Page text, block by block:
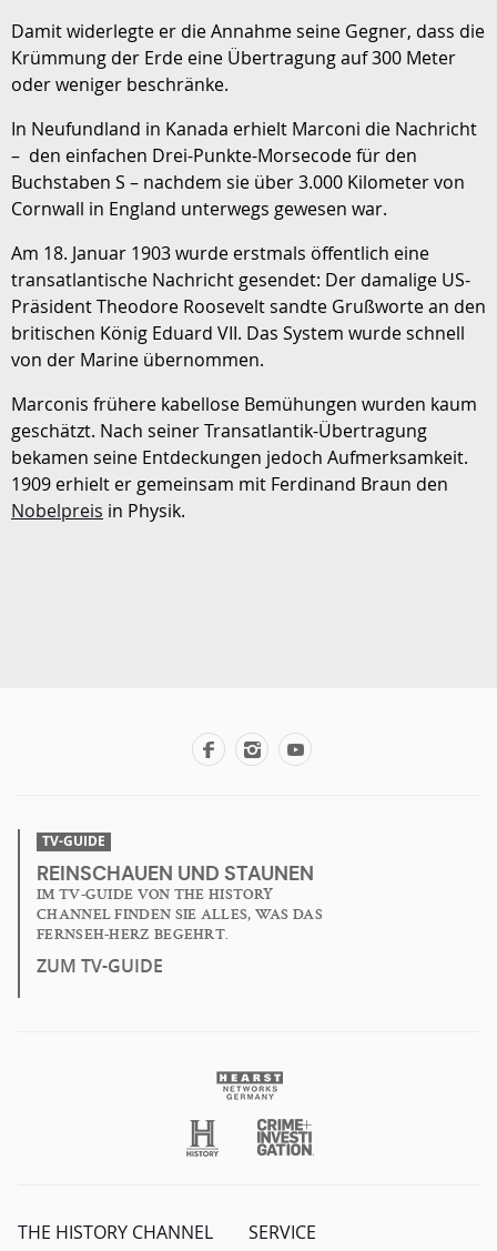
Damit widerlegte er die Annahme seine Gegner, dass die
Krümmung der Erde eine Übertragung auf 300 Meter
oder weniger beschränke.
In Neufundland in Kanada erhielt Marconi die Nachricht
– den einfachen Drei-Punkte-Morsecode für den
Buchstaben S – nachdem sie über 3.000 Kilometer von
Cornwall in England unterwegs gewesen war.
Am 18. Januar 1903 wurde erstmals öffentlich eine
transatlantische Nachricht gesendet: Der damalige US-
Präsident Theodore Roosevelt sandte Grußworte an den
britischen König Eduard VII. Das System wurde schnell
von der Marine übernommen.
Marconis frühere kabellose Bemühungen wurden kaum
geschätzt. Nach seiner Transatlantik-Übertragung
bekamen seine Entdeckungen jedoch Aufmerksamkeit.
1909 erhielt er gemeinsam mit Ferdinand Braun den
Nobelpreis in Physik.
TV-GUIDE
REINSCHAUEN UND STAUNEN
IM TV-GUIDE VON THE HISTORY
CHANNEL FINDEN SIE ALLES, WAS DAS
FERNSEH-HERZ BEGEHRT.
ZUM TV-GUIDE
THE HISTORY CHANNEL SERVICE